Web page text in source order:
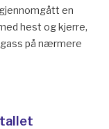
en
hest og kjerre,
på nærmere
tallet